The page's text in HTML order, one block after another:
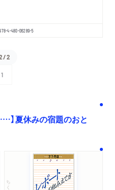
4-480-06289-5
2
1
】夏休みの宿題のおと
ちくま学芸文庫